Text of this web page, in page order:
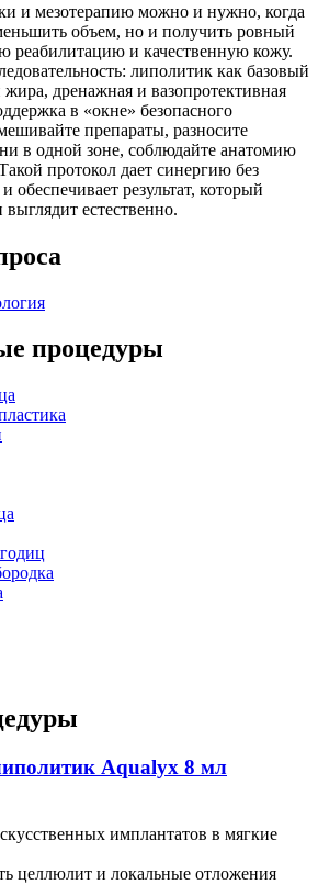
и мезотерапию можно и нужно, когда
объем, но и получить ровный
реабилитацию и качественную кожу.
липолитик как базовый
дренажная и вазопротективная
в «окне» безопасного
препараты, разносите
в одной зоне, соблюдайте анатомию
протокол дает синергию без
обеспечивает результат, который
естественно.
процедуры
Aqualyx 8 мл
имплантатов в мягкие
целлюлит и локальные отложения